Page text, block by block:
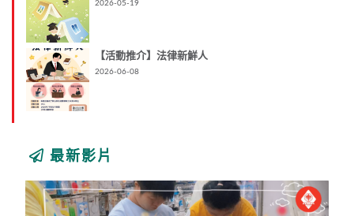
2026-05-19
【活動推介】法律新鮮人
2026-06-08
最新影片